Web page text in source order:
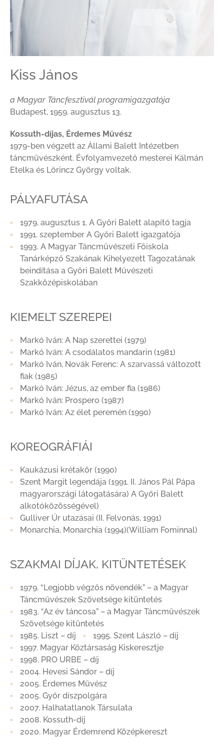
Kiss János
a Magyar Táncfesztivál programigazgatója
Budapest, 1959. augusztus 13.
Kossuth-díjas, Érdemes Művész
1979-ben végzett az Állami Balett Intézetben
táncművészként. Évfolyamvezető mesterei Kálmán
Etelka és Lőrincz György voltak.
PÁLYAFUTÁSA
1979. augusztus 1. A Győri Balett alapító tagja
1991. szeptember A Győri Balett igazgatója
1993. A Magyar Táncművészeti Főiskola
Tanárképző Szakának Kihelyezett Tagozatának
beindítása a Győri Balett Művészeti
Szakközépiskolában
KIEMELT SZEREPEI
Markó Iván: A Nap szerettei (1979)
Markó Iván: A csodálatos mandarin (1981)
Markó Iván, Novák Ferenc: A szarvassá változott
fiak (1985)
Markó Iván: Jézus, az ember fia (1986)
Markó Iván: Prospero (1987)
Markó Iván: Az élet peremén (1990)
KOREOGRÁFIÁI
Kaukázusi krétakör (1990)
Szent Margit legendája (1991. II. János Pál Pápa
magyarországi látogatására) A Győri Balett
alkotóközösségével)
Gulliver Úr utazásai (II. Felvonás, 1991)
Monarchia, Monarchia (1994)(William Fominnal)
SZAKMAI DÍJAK, KITÜNTETÉSEK
1979. “Legjobb végzős növendék” – a Magyar
Táncművészek Szövetsége kitüntetés
1983. “Az év táncosa” – a Magyar Táncművészek
Szövetsége kitüntetés
1985. Liszt – díj
1995. Szent László – díj
1997. Magyar Köztársaság Kiskeresztje
1998. PRO URBE – díj
2004. Hevesi Sándor – díj
2005. Érdemes Művész
2005. Győr díszpolgára
2007. Halhatatlanok Társulata
2008. Kossuth-díj
2020. Magyar Érdemrend Középkereszt